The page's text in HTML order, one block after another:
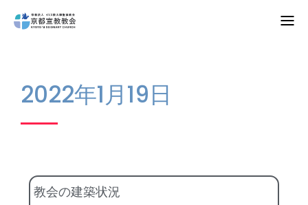
教会案内
礼拝・集会
聖殿建築
2022年1月19日
教会の建築状況